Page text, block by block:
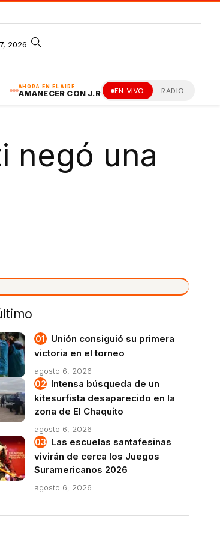
2026
AHORA EN EL AIRE
AMANECER CON J.R EN VIVO RADIO
negó una
Unión consiguió su primera
victoria en el torneo
agosto 6, 2026
Intensa búsqueda de un
kitesurfista desaparecido en la
zona de El Chaquito
agosto 6, 2026
Las escuelas santafesinas
vivirán de cerca los Juegos
Suramericanos 2026
agosto 6, 2026